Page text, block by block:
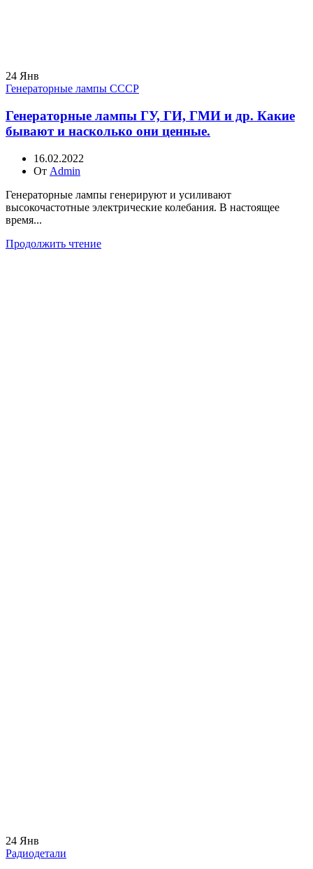
24 Янв
Генераторные лампы СССР
Генераторные лампы ГУ, ГИ, ГМИ и др. Какие
бывают и насколько они ценные.
16.02.2022
От Admin
Генераторные лампы генерируют и усиливают
высокочастотные электрические колебания. В настоящее
время...
Продолжить чтение
24 Янв
Радиодетали